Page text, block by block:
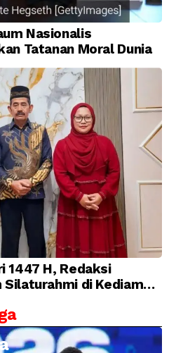
Nasionalis
Tatanan Moral Dunia
1447 H, Redaksi
di Kediaman